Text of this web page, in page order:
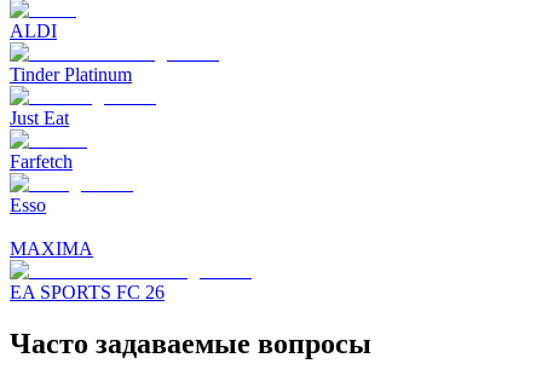
ALDI
Tinder Platinum
Just Eat
Farfetch
Esso
MAXIMA
EA SPORTS FC 26
Часто задаваемые вопросы